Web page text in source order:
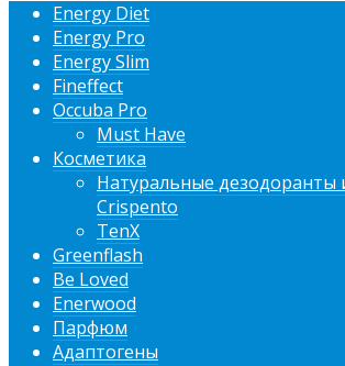
Energy Diet
Energy Pro
Energy Slim
Fineffect
Occuba Pro
Must Have
Косметика
Натуральные дезодоранты
Crispento
TenX
Greenflash
Be Loved
Enerwood
Парфюм
Адаптогены